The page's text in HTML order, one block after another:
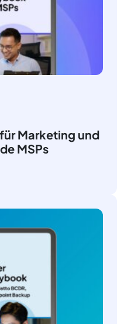
Marketing und
MSPs